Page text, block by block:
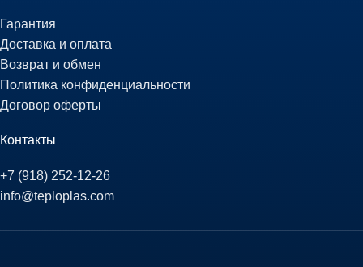
Гарантия
Доставка и оплата
Возврат и обмен
Политика конфиденциальности
Договор оферты
Контакты
+7 (918) 252-12-26
info@teploplas.com